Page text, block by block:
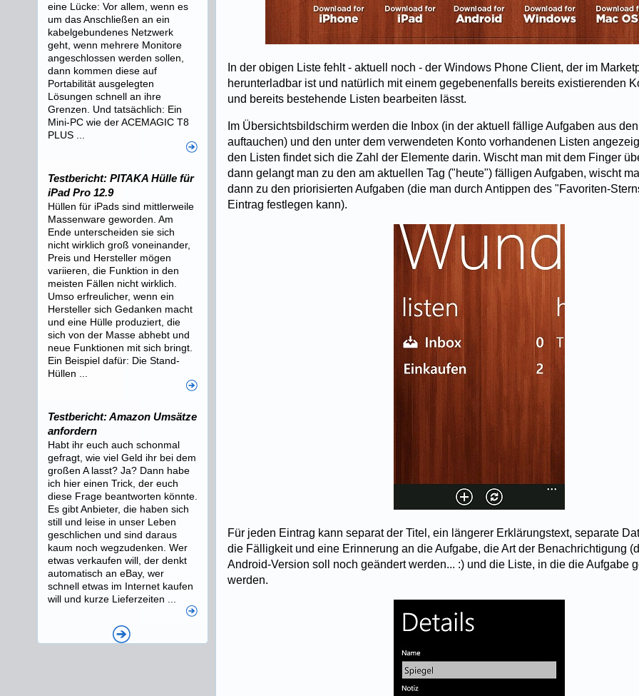
In der obigen Liste fehlt - aktuell noch - der Windows Phone Client, der im
herunterladbar ist und natürlich mit einem gegebenenfalls bereits existierenden
und bereits bestehende Listen bearbeiten lässt.
Im Übersichtsbildschirm werden die Inbox (in der aktuell fällige Aufgaben aus
auftauchen) und den unter dem verwendeten Konto vorhandenen Listen
den Listen findet sich die Zahl der Elemente darin. Wischt man mit dem Finger
dann gelangt man zu den am aktuellen Tag ("heute") fälligen Aufgaben, wischt
dann zu den priorisierten Aufgaben (die man durch Antippen des "Favoriten-
Eintrag festlegen kann).
Für jeden Eintrag kann separat der Titel, ein längerer Erklärungstext, separate
die Fälligkeit und eine Erinnerung an die Aufgabe, die Art der Benachrichtigung
Android-Version soll noch geändert werden... :) und die Liste, in die die Aufgabe
werden.
eine Lücke: Vor allem, wenn es
um das Anschließen an ein
kabelgebundenes Netzwerk
geht, wenn mehrere Monitore
angeschlossen werden sollen,
dann kommen diese auf
Portabilität ausgelegten
Lösungen schnell an ihre
Grenzen. Und tatsächlich: Ein
Mini-PC wie der ACEMAGIC T8
PLUS ...
Testbericht: PITAKA Hülle für
iPad Pro 12.9
Hüllen für iPads sind mittlerweile
Massenware geworden. Am
Ende unterscheiden sie sich
nicht wirklich groß voneinander,
Preis und Hersteller mögen
variieren, die Funktion in den
meisten Fällen nicht wirklich.
Umso erfreulicher, wenn ein
Hersteller sich Gedanken macht
und eine Hülle produziert, die
sich von der Masse abhebt und
neue Funktionen mit sich bringt.
Ein Beispiel dafür: Die Stand-
Hüllen ...
Testbericht: Amazon Umsätze
anfordern
Habt ihr euch auch schonmal
gefragt, wie viel Geld ihr bei dem
großen A lasst? Ja? Dann habe
ich hier einen Trick, der euch
diese Frage beantworten könnte.
Es gibt Anbieter, die haben sich
still und leise in unser Leben
geschlichen und sind daraus
kaum noch wegzudenken. Wer
etwas verkaufen will, der denkt
automatisch an eBay, wer
schnell etwas im Internet kaufen
will und kurze Lieferzeiten ...